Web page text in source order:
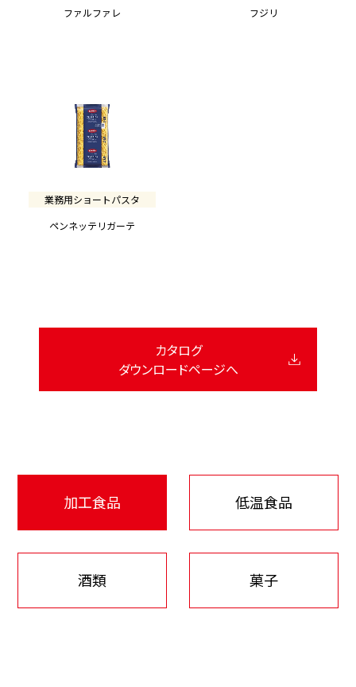
ファルファレ フジリ
業務用ショートパスタ
ペンネッテリガーテ
カタログ
ダウンロードページへ
加工食品 低温食品
酒類 菓子